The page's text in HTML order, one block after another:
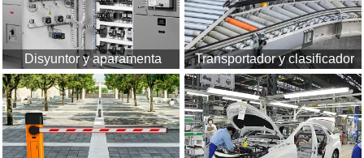
Disyuntor y aparamenta Transportador y clasificador